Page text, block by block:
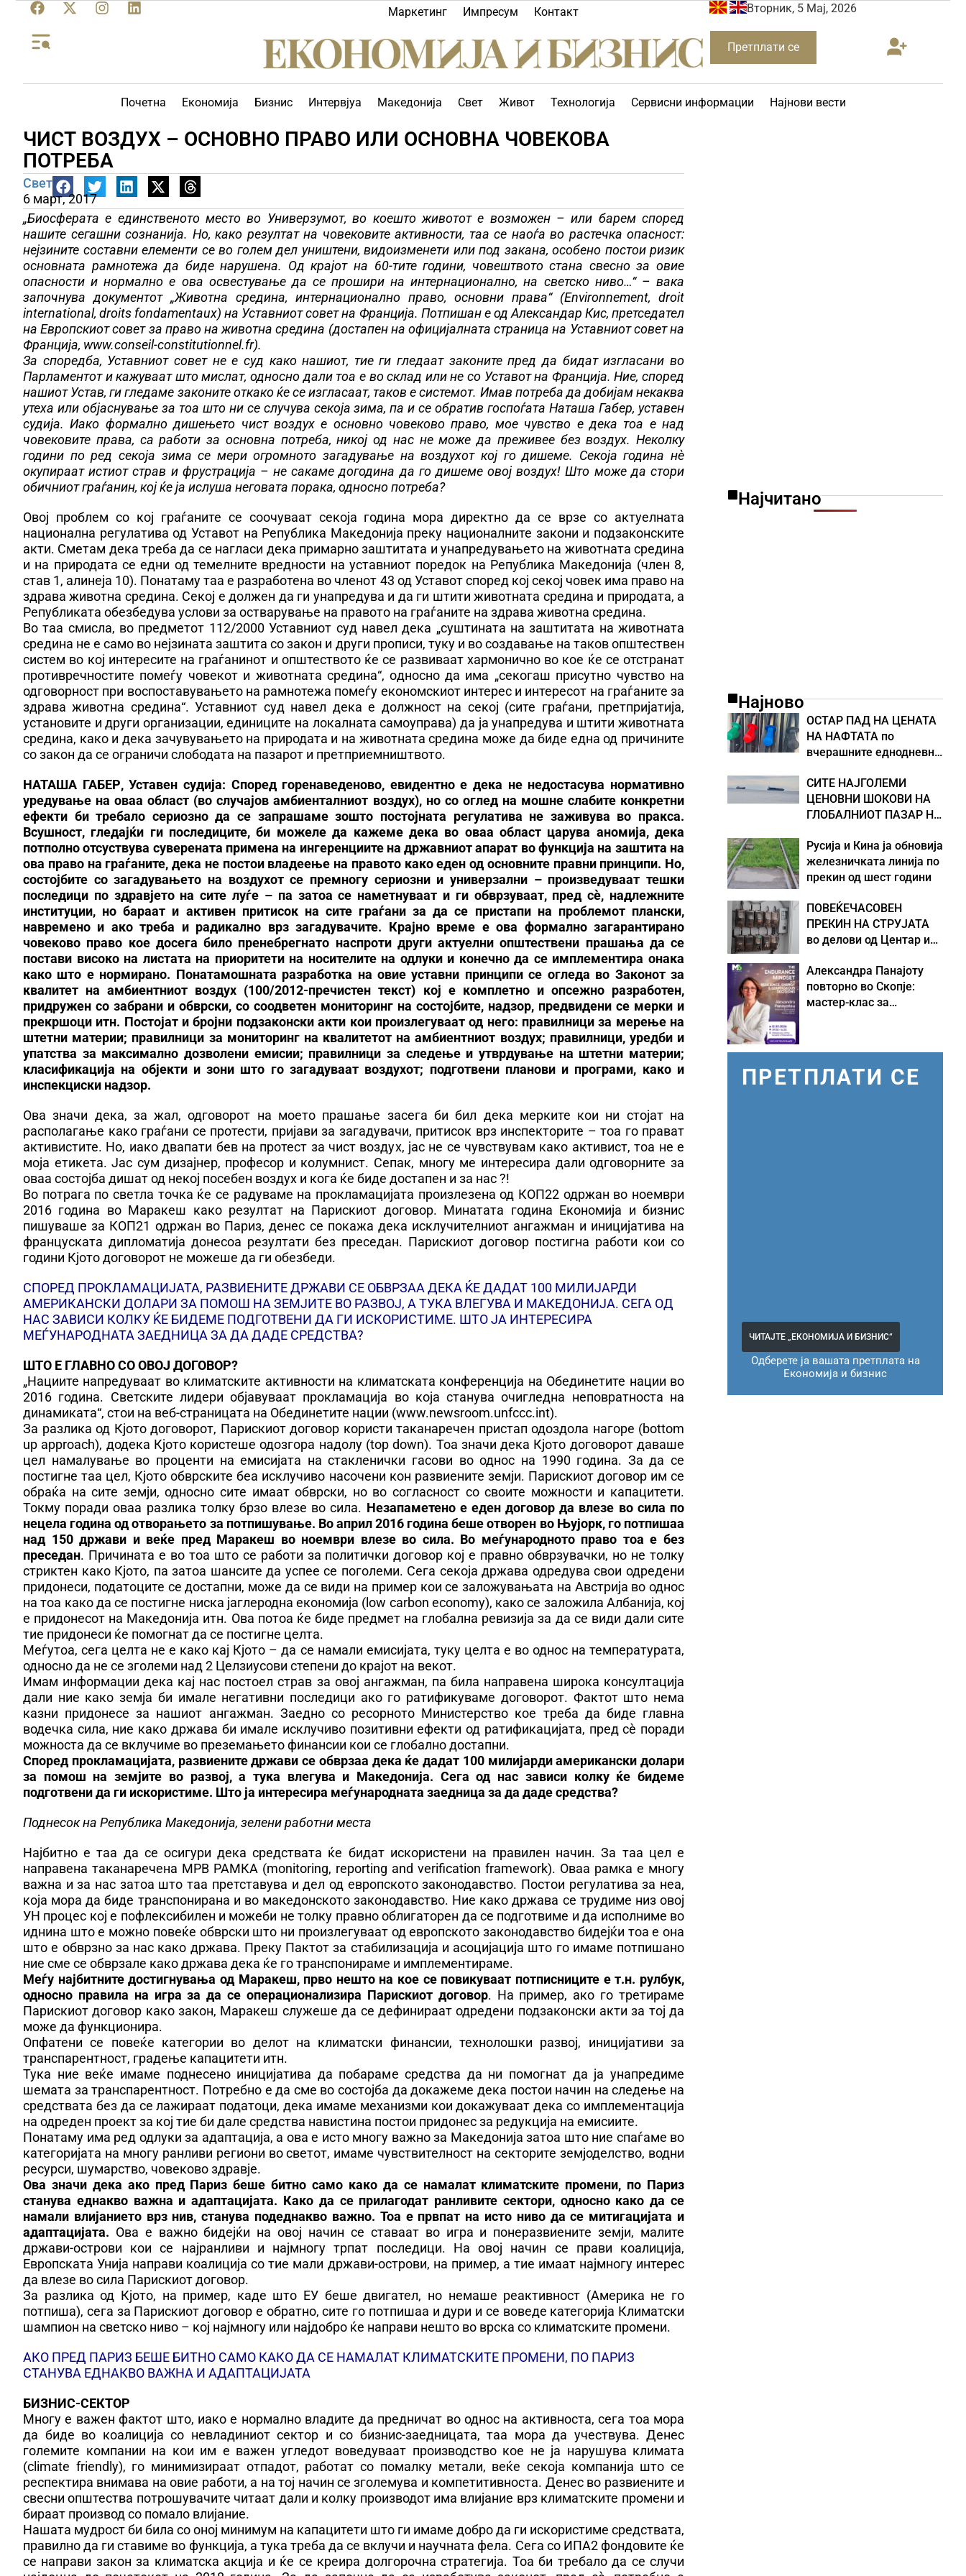
Маркетинг Импресум Контакт Вторник, 5 Мај, 2026
Претплати се
Почетна Економија Бизнис Интервјуа Македонија Свет Живот Технологија Сервисни информации Најнови вести
ЧИСТ ВОЗДУХ – ОСНОВНО ПРАВО ИЛИ ОСНОВНА ЧОВЕКОВА
ПОТРЕБА
Свет
6 март, 2017
„Биосферата е единственото место во Универзумот, во коешто животот е возможен – или барем според
нашите сегашни сознанија. Но, како резултат на човековите активности, таа се наоѓа во растечка опасност:
нејзините составни елементи се во голем дел уништени, видоизменети или под закана, особено постои ризик
основната рамнотежа да биде нарушена. Од крајот на 60-тите години, човештвото стана свесно за овие
опасности и нормално е ова освестување да се прошири на интернационално, на светско ниво…“ – вака
започнува документот „Животна средина, интернационално право, основни права“ (Environnement, droit
international, droits fondamentaux) на Уставниот совет на Франција. Потпишан е од Александар Кис, претседател
на Европскиот совет за право на животна средина (достапен на официјалната страница на Уставниот совет на
Франција, www.conseil-constitutionnel.fr).
За споредба, Уставниот совет не е суд како нашиот, тие ги гледаат законите пред да бидат изгласани во
Парламентот и кажуваат што мислат, односно дали тоа е во склад или не со Уставот на Франција. Ние, според
нашиот Устав, ги гледаме законите откако ќе се изгласаат, таков е системот. Имав потреба да добијам некаква
утеха или објаснување за тоа што ни се случува секоја зима, па и се обратив госпоѓата Наташа Габер, уставен
судија. Иако формално дишењето чист воздух е основно човеково право, мое чувство е дека тоа е над
човековите права, са работи за основна потреба, никој од нас не може да преживее без воздух. Неколку
години по ред секоја зима се мери огромното загадување на воздухот кој го дишеме. Секоја година нѐ
окупираат истиот страв и фрустрација – не сакаме догодина да го дишеме овој воздух! Што може да стори
обичниот граѓанин, кој ќе ја ислуша неговата порака, односно потреба?
Овој проблем со кој граѓаните се соочуваат секоја година мора директно да се врзе со актуелната
национална регулатива од Уставот на Република Македонија преку националните закони и подзаконските
акти. Сметам дека треба да се нагласи дека примарно заштитата и унапредувањето на животната средина
и на природата се едни од темелните вредности на уставниот поредок на Република Македонија (член 8,
став 1, алинеја 10). Понатаму таа е разработена во членот 43 од Уставот според кој секој човек има право на
здрава животна средина. Секој е должен да ги унапредува и да ги штити животната средина и природата, а
Републиката обезбедува услови за остварување на правото на граѓаните на здрава животна средина.
Во таа смисла, во предметот 112/2000 Уставниот суд навел дека „суштината на заштитата на животната
средина не е само во нејзината заштита со закон и други прописи, туку и во создавање на таков општествен
систем во кој интересите на граѓанинот и општеството ќе се развиваат хармонично во кое ќе се отстранат
противречностите помеѓу човекот и животната средина“, односно да има „секогаш присутно чувство на
одговорност при воспоставувањето на рамнотежа помеѓу економскиот интерес и интересот на граѓаните за
здрава животна средина“. Уставниот суд навел дека е должност на секој (сите граѓани, претпријатија,
установите и други организации, единиците на локалната самоуправа) да ја унапредува и штити животната
средина, како и дека зачувувањето на природата и на животната средина може да биде една од причините
со закон да се ограничи слободата на пазарот и претприемништвото.
НАТАША ГАБЕР, Уставен судија: Според горенаведеново, евидентно е дека не недостасува нормативно
уредување на оваа област (во случајов амбиенталниот воздух), но со оглед на мошне слабите конкретни
ефекти би требало сериозно да се запрашаме зошто постојната регулатива не заживува во пракса.
Всушност, гледајќи ги последиците, би можеле да кажеме дека во оваа област царува аномија, дека
потполно отсуствува суверената примена на ингеренциите на државниот апарат во функција на заштита на
ова право на граѓаните, дека не постои владеење на правото како еден од основните правни принципи. Но,
состојбите со загадувањето на воздухот се премногу сериозни и универзални – произведуваат тешки
последици по здравјето на сите луѓе – па затоа се наметнуваат и ги обврзуваат, пред сѐ, надлежните
институции, но бараат и активен притисок на сите граѓани за да се пристапи на проблемот плански,
навремено и ако треба и радикално врз загадувачите. Крајно време е ова формално загарантирано
човеково право кое досега било пренебрегнато наспроти други актуелни општествени прашања да се
постави високо на листата на приоритети на носителите на одлуки и конечно да се имплементира онака
како што е нормирано. Понатамошната разработка на овие уставни принципи се огледа во Законот за
квалитет на амбиентниот воздух (100/2012-пречистен текст) кој е комплетно и опсежно разработен,
придружен со забрани и обврски, со соодветен мониторинг на состојбите, надзор, предвидени се мерки и
прекршоци итн. Постојат и бројни подзаконски акти кои произлегуваат од него: правилници за мерење на
штетни материи; правилници за мониторинг на квалитетот на амбиентниот воздух; правилници, уредби и
упатства за максимално дозволени емисии; правилници за следење и утврдување на штетни материи;
класификација на објекти и зони што го загадуваат воздухот; подготвени планови и програми, како и
инспекциски надзор.
Ова значи дека, за жал, одговорот на моето прашање засега би бил дека мерките кои ни стојат на
располагање како граѓани се протести, пријави за загадувачи, притисок врз инспекторите – тоа го прават
активистите. Но, иако двапати бев на протест за чист воздух, јас не се чувствувам како активист, тоа не е
моја етикета. Јас сум дизајнер, професор и колумнист. Сепак, многу ме интересира дали одговорните за
оваа состојба дишат од некој посебен воздух и кога ќе биде достапен и за нас ?!
Во потрага по светла точка ќе се радуваме на прокламацијата произлезена од КОП22 одржан во ноември
2016 година во Маракеш како резултат на Парискиот договор. Минатата година Економија и бизнис
пишуваше за КОП21 одржан во Париз, денес се покажа дека исклучителниот ангажман и иницијатива на
француската дипломатија донесоа резултати без преседан. Парискиот договор постигна работи кои со
години Кјото договорот не можеше да ги обезбеди.
СПОРЕД ПРОКЛАМАЦИЈАТА, РАЗВИЕНИТЕ ДРЖАВИ СЕ ОБВРЗАА ДЕКА ЌЕ ДАДАТ 100 МИЛИЈАРДИ
АМЕРИКАНСКИ ДОЛАРИ ЗА ПОМОШ НА ЗЕМЈИТЕ ВО РАЗВОЈ, А ТУКА ВЛЕГУВА И МАКЕДОНИЈА. СЕГА ОД
НАС ЗАВИСИ КОЛКУ ЌЕ БИДЕМЕ ПОДГОТВЕНИ ДА ГИ ИСКОРИСТИМЕ. ШТО ЈА ИНТЕРЕСИРА
МЕЃУНАРОДНАТА ЗАЕДНИЦА ЗА ДА ДАДЕ СРЕДСТВА?
ШТО Е ГЛАВНО СО ОВОЈ ДОГОВОР?
„Нациите напредуваат во климатските активности на климатската конференција на Обединетите нации во
2016 година. Светските лидери објавуваат прокламација во која станува очигледна неповратноста на
динамиката“, стои на веб-страницата на Обединетите нации (www.newsroom.unfccc.int).
За разлика од Кјото договорот, Парискиот договор користи таканаречен пристап одоздола нагоре (bottom
up approach), додека Кјото користеше одозгора надолу (top down). Тоа значи дека Кјото договорот даваше
цел намалување во проценти на емисијата на стакленички гасови во однос на 1990 година. За да се
постигне таа цел, Кјото обврските беа исклучиво насочени кон развиените земји. Парискиот договор им се
обраќа на сите земји, односно сите имаат обврски, но во согласност со своите можности и капацитети.
Токму поради оваа разлика толку брзо влезе во сила. Незапаметено е еден договор да влезе во сила по
нецела година од отворањето за потпишување. Во април 2016 година беше отворен во Њујорк, го потпишаа
над 150 држави и веќе пред Маракеш во ноември влезе во сила. Во меѓународното право тоа е без
преседан. Причината е во тоа што се работи за политички договор кој е правно обврзувачки, но не толку
стриктен како Кјото, па затоа шансите да успее се поголеми. Сега секоја држава одредува свои одредени
придонеси, податоците се достапни, може да се види на пример кои се заложувањата на Австрија во однос
на тоа како да се постигне ниска јаглеродна економија (low carbon economy), како се заложила Албанија, кој
е придонесот на Македонија итн. Ова потоа ќе биде предмет на глобална ревизија за да се види дали сите
тие придонеси ќе помогнат да се постигне целта.
Меѓутоа, сега целта не е како кај Кјото – да се намали емисијата, туку целта е во однос на температурата,
односно да не се зголеми над 2 Целзиусови степени до крајот на векот.
Имам информации дека кај нас постоел страв за овој ангажман, па била направена широка консултација
дали ние како земја би имале негативни последици ако го ратификуваме договорот. Фактот што нема
казни придонесе за нашиот ангажман. Заедно со ресорното Министерство кое треба да биде главна
водечка сила, ние како држава би имале исклучиво позитивни ефекти од ратификацијата, пред сѐ поради
можноста да се вклучиме во преземањето финансии кои се глобално достапни.
Според прокламацијата, развиените држави се обврзаа дека ќе дадат 100 милијарди американски долари
за помош на земјите во развој, а тука влегува и Македонија. Сега од нас зависи колку ќе бидеме
подготвени да ги искористиме. Што ја интересира меѓународната заедница за да даде средства?
Поднесок на Република Македонија, зелени работни места
Најбитно е таа да се осигури дека средствата ќе бидат искористени на правилен начин. За таа цел е
направена таканаречена МРВ РАМКА (monitoring, reporting and verification framework). Оваа рамка е многу
важна и за нас затоа што таа претставува и дел од европското законодавство. Постои регулатива за неа,
која мора да биде транспонирана и во македонското законодавство. Ние како држава се трудиме низ овој
УН процес кој е пофлексибилен и можеби не толку правно облигаторен да се подготвиме и да исполниме во
иднина што е можно повеќе обврски што ни произлегуваат од европското законодавство бидејќи тоа е она
што е обврзно за нас како држава. Преку Пактот за стабилизација и асоцијација што го имаме потпишано
ние сме се обврзале како држава дека ќе го транспонираме и имплементираме.
Меѓу најбитните достигнувања од Маракеш, прво нешто на кое се повикуваат потписниците е т.н. рулбук,
односно правила на игра за да се операционализира Парискиот договор. На пример, ако го третираме
Парискиот договор како закон, Маракеш служеше да се дефинираат одредени подзаконски акти за тој да
може да функционира.
Опфатени се повеќе категории во делот на климатски финансии, технолошки развој, иницијативи за
транспарентност, градење капацитети итн.
Тука ние веќе имаме поднесено иницијатива да побараме средства да ни помогнат да ја унапредиме
шемата за транспарентност. Потребно е да сме во состојба да докажеме дека постои начин на следење на
средствата без да се лажираат податоци, дека имаме механизми кои докажуваат дека со имплементација
на одреден проект за кој тие би дале средства навистина постои придонес за редукција на емисиите.
Понатаму има ред одлуки за адаптација, а ова е исто многу важно за Македонија затоа што ние спаѓаме во
категоријата на многу ранливи региони во светот, имаме чувствителност на секторите земјоделство, водни
ресурси, шумарство, човеково здравје.
Ова значи дека ако пред Париз беше битно само како да се намалат климатските промени, по Париз
станува еднакво важна и адаптацијата. Како да се прилагодат ранливите сектори, односно како да се
намали влијанието врз нив, станува подеднакво важно. Тоа е првпат на исто ниво да се митигацијата и
адаптацијата. Ова е важно бидејќи на овој начин се ставаат во игра и понеразвиените земји, малите
држави-острови кои се најранливи и најмногу трпат последици. На овој начин се прави коалиција,
Европската Унија направи коалиција со тие мали држави-острови, на пример, а тие имаат најмногу интерес
да влезе во сила Парискиот договор.
За разлика од Кјото, на пример, каде што ЕУ беше двигател, но немаше реактивност (Америка не го
потпиша), сега за Парискиот договор е обратно, сите го потпишаа и дури и се воведе категорија Климатски
шампион на светско ниво – кој најмногу или најдобро ќе направи нешто во врска со климатските промени.
АКО ПРЕД ПАРИЗ БЕШЕ БИТНО САМО КАКО ДА СЕ НАМАЛАТ КЛИМАТСКИТЕ ПРОМЕНИ, ПО ПАРИЗ
СТАНУВА ЕДНАКВО ВАЖНА И АДАПТАЦИЈАТА
БИЗНИС-СЕКТОР
Многу е важен фактот што, иако е нормално владите да предничат во однос на активноста, сега тоа мора
да биде во коалиција со невладиниот сектор и со бизнис-заедницата, таа мора да учествува. Денес
големите компании на кои им е важен угледот воведуваат производство кое не ја нарушува климата
(climate friendly), го минимизираат отпадот, работат со помалку метали, веќе секоја компанија што се
респектира внимава на овие работи, а на тој начин се зголемува и компетитивноста. Денес во развиените и
свесни општества потрошувачите читаат дали и колку производот има влијание врз климатските промени и
бираат производ со помало влијание.
Нашата мудрост би била со оној минимум на капацитети што ги имаме добро да ги искористиме средствата,
правилно да ги ставиме во функција, а тука треба да се вклучи и научната фела. Сега со ИПА2 фондовите ќе
се направи закон за климатска акција и ќе се креира долгорочна стратегија. Тоа би требало да се случи
Најчитано
Најново
ОСТАР ПАД НА ЦЕНАТА
НА НАФТАТА по
вчерашните еднодневни
СИТЕ НАЈГОЛЕМИ
ЦЕНОВНИ ШОКОВИ НА
ГЛОБАЛНИОТ ПАЗАР НА
воените конфликти во
Персискиот Залив
Русија и Кина ја обновија
железничката линија по
прекин од шест години
ПОВЕЌЕЧАСОВЕН
ПРЕКИН НА СТРУЈАТА
во делови од Центар и
Александра Панајоту
повторно во Скопје:
мастер-клас за
ПРЕТПЛАТИ СЕ
ЧИТАЈТЕ „ЕКОНОМИЈА И БИЗНИС“
Одберете ја вашата претплата на
Економија и бизнис